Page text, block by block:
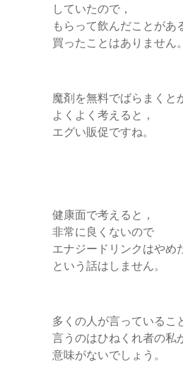
していたので，
もらって飲んだことがあ
買ったことはありません。
魔剤を無料でばらまくと
よくよく考えると，
エグい販促ですね。
健康面で考えると，
非常に良くないので
エナジードリンクはやめ
という話はしません。
多くの人が言っているこ
言うのはひねくれ者の私
意味がないでしょう。